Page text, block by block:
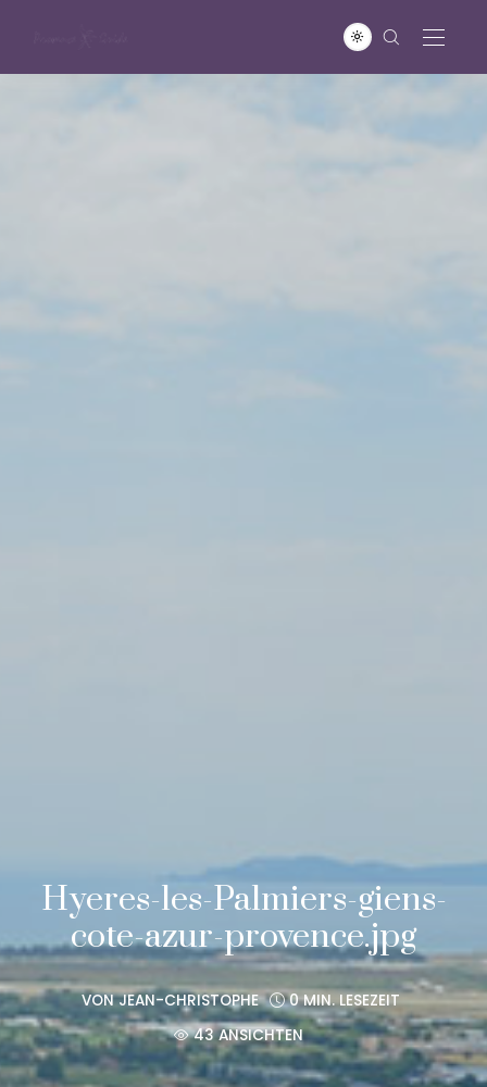
Hyeres-les-Palmiers-giens-
cote-azur-provence.jpg
VONJEAN-CHRISTOPHE
0 MIN. LESEZEIT
43 ANSICHTEN